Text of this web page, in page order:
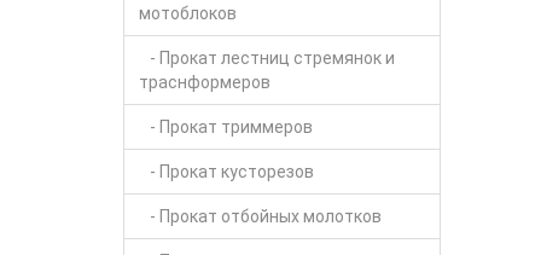
мотоблоков
- Прокат лестниц стремянок и
траснформеров
- Прокат триммеров
- Прокат кусторезов
- Прокат отбойных молотков